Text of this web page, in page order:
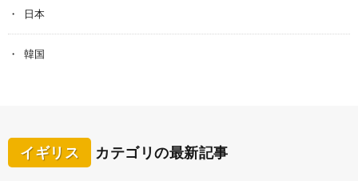
日本
韓国
イギリス カテゴリの最新記事